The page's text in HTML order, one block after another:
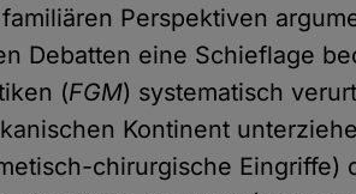
Perspektiven
Debatten eine Schieflage
(FGM) systematisch
Kontinent
chirurgische Eingriffe)